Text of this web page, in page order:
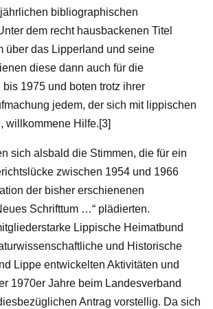
bibliographischen
dem recht hausbackenen Titel
über das Lipperland und seine
diese dann auch für die
bis 1975 und boten trotz ihrer
jedem, der sich mit lippischen
willkommene Hilfe.[3]
sich alsbald die Stimmen, die für ein
zwischen 1954 und 1966
der bisher erschienenen
Schrifttum …“ plädierten.
Lippische Heimatbund
und Historische
Lippe entwickelten Aktivitäten und
1970er Jahre beim Landesverband
Antrag vorstellig. Da sich